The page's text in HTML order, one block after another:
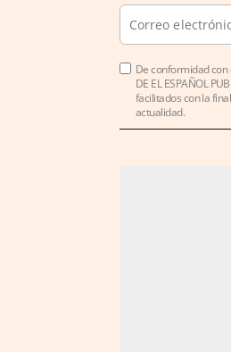
De conformidad con
DE EL ESPAÑOL
facilitados con la
actualidad.